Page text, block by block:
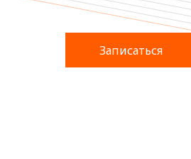
Записаться